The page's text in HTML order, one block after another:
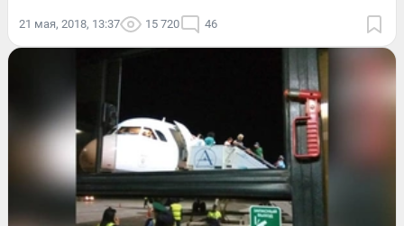
21 мая, 2018, 13:37 15 720 46